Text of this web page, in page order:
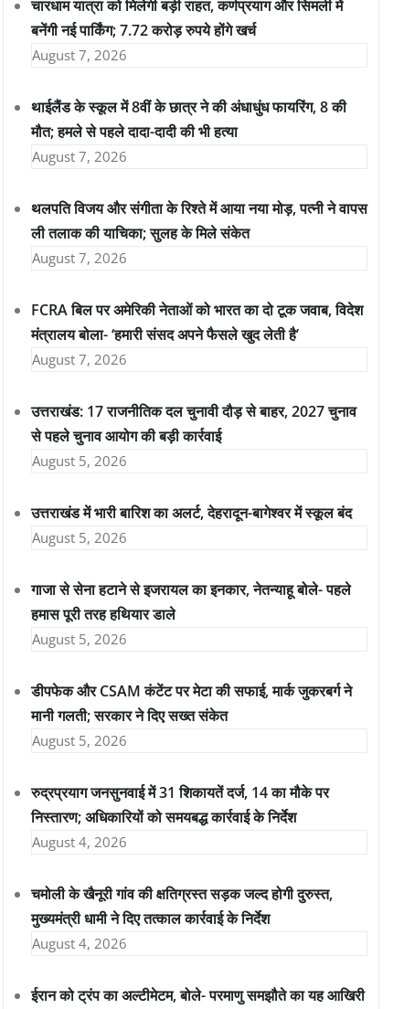
चारधाम यात्रा को मिलेगी बड़ी राहत, कर्णप्रयाग और सिमली में
बनेंगी नई पार्किंग; 7.72 करोड़ रुपये होंगे खर्च
August 7, 2026
थाईलैंड के स्कूल में 8वीं के छात्र ने की अंधाधुंध फायरिंग, 8 की
मौत; हमले से पहले दादा-दादी की भी हत्या
August 7, 2026
थलपति विजय और संगीता के रिश्ते में आया नया मोड़, पत्नी ने वापस
ली तलाक की याचिका; सुलह के मिले संकेत
August 7, 2026
FCRA बिल पर अमेरिकी नेताओं को भारत का दो टूक जवाब, विदेश
मंत्रालय बोला- ‘हमारी संसद अपने फैसले खुद लेती है’
August 7, 2026
उत्तराखंड: 17 राजनीतिक दल चुनावी दौड़ से बाहर, 2027 चुनाव
से पहले चुनाव आयोग की बड़ी कार्रवाई
August 5, 2026
उत्तराखंड में भारी बारिश का अलर्ट, देहरादून-बागेश्वर में स्कूल बंद
August 5, 2026
गाजा से सेना हटाने से इजरायल का इनकार, नेतन्याहू बोले- पहले
हमास पूरी तरह हथियार डाले
August 5, 2026
डीपफेक और CSAM कंटेंट पर मेटा की सफाई, मार्क जुकरबर्ग ने
मानी गलती; सरकार ने दिए सख्त संकेत
August 5, 2026
रुद्रप्रयाग जनसुनवाई में 31 शिकायतें दर्ज, 14 का मौके पर
निस्तारण; अधिकारियों को समयबद्ध कार्रवाई के निर्देश
August 4, 2026
चमोली के खैनूरी गांव की क्षतिग्रस्त सड़क जल्द होगी दुरुस्त,
मुख्यमंत्री धामी ने दिए तत्काल कार्रवाई के निर्देश
August 4, 2026
ईरान को ट्रंप का अल्टीमेटम, बोले- परमाणु समझौते का यह आखिरी